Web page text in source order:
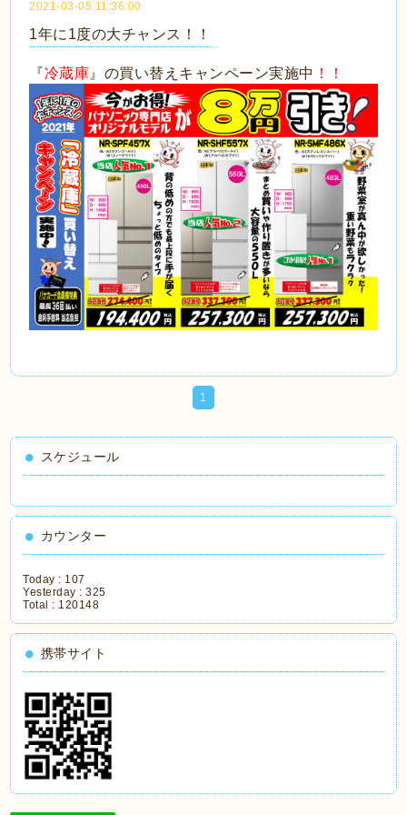
2021-03-05 11:36:00
1年に1度の大チャンス！！
『冷蔵庫 』の買い替えキャンペーン実施中 ！！
1
スケジュール
カウンター
Today : 107
Yesterday :325
Total : 120148
携帯サイト